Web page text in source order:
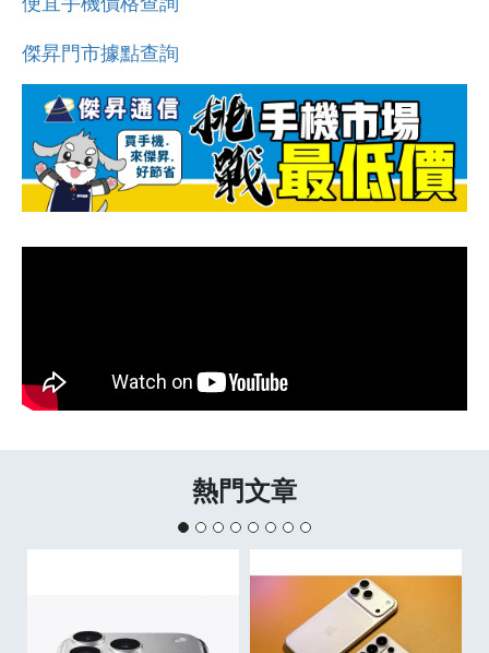
傑昇門市據點查詢
熱門文章